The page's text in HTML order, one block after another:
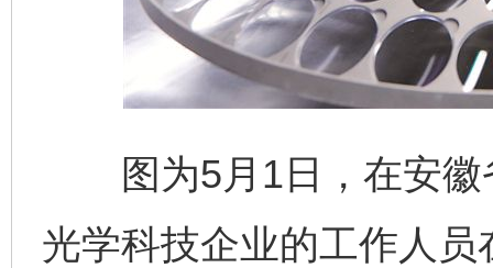
图为5月1日，在安徽
光学科技企业的工作人